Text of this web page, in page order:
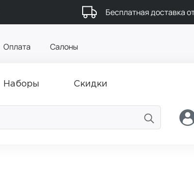
Бесплатная доставка
Оплата Салоны
Наборы Скидки